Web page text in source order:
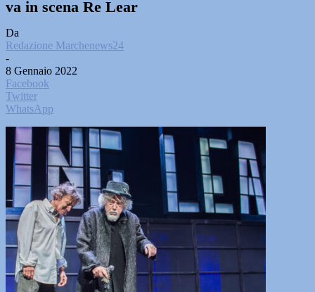
va in scena Re Lear
Da
Redazione Marchenews24
-
8 Gennaio 2022
Facebook
Twitter
WhatsApp